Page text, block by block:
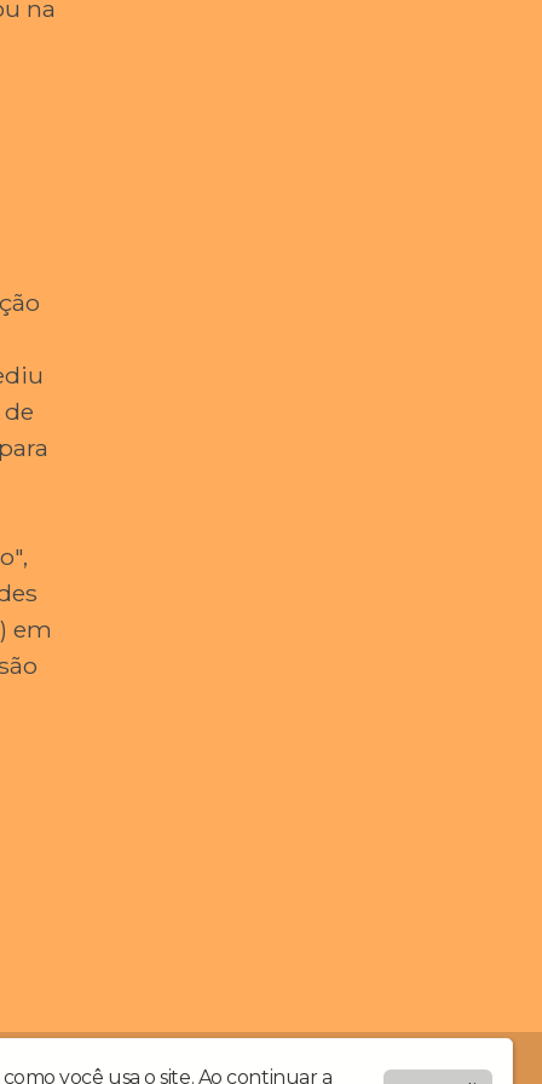
na
em
você usa o site. Ao continuar a